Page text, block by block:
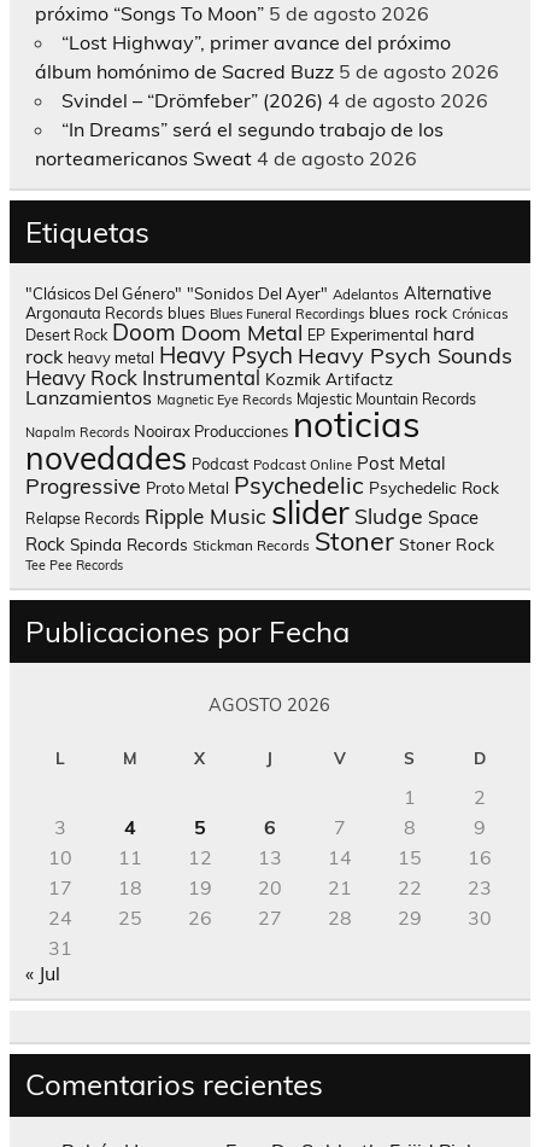
próximo “Songs To Moon” 5 de agosto 2026
“Lost Highway”, primer avance del próximo
álbum homónimo de Sacred Buzz 5 de agosto 2026
Svindel – “Drömfeber” (2026) 4 de agosto 2026
“In Dreams” será el segundo trabajo de los
norteamericanos Sweat 4 de agosto 2026
Etiquetas
"Clásicos Del Género" "Sonidos Del Ayer" Adelantos Alternative
Argonauta Records blues Blues Funeral Recordings blues rock Crónicas
Desert Rock Doom Doom Metal EP Experimental hard
rock heavy metal Heavy Psych Heavy Psych Sounds
Heavy Rock Instrumental Kozmik Artifactz
Lanzamientos Magnetic Eye Records Majestic Mountain Records
Napalm Records Nooirax Producciones noticias
novedades Podcast Podcast Online Post Metal
Progressive Proto Metal Psychedelic Psychedelic Rock
Relapse Records Ripple Music slider Sludge Space
Rock Spinda Records Stickman Records Stoner Stoner Rock
Tee Pee Records
Publicaciones por Fecha
AGOSTO 2026
L M X J V S D
1
2
3
4 5 6 7 8
9
10
11 12 13 14 15
16
17
18 19 20 21 22
23
24
25 26 27 28 29
30
31
« Jul
Comentarios recientes